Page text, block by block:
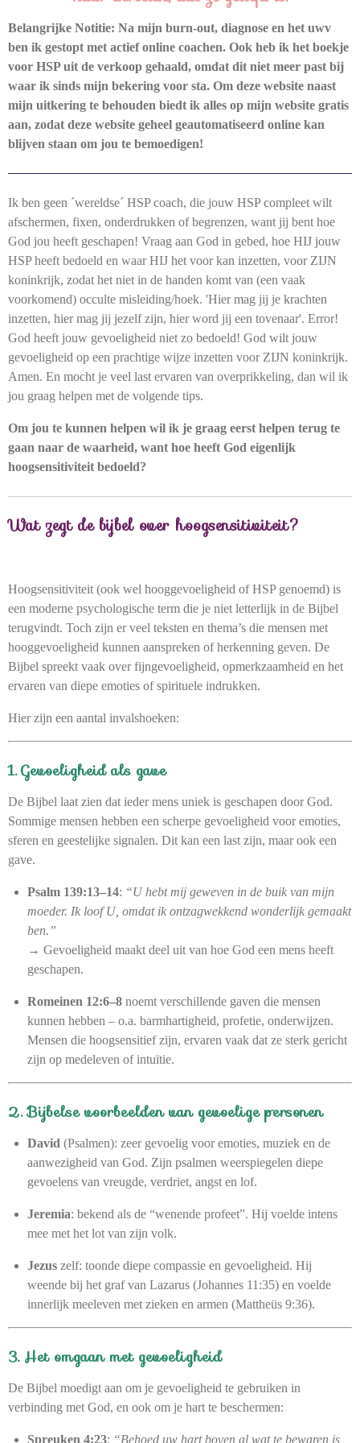
Belangrijke Notitie: Na mijn burn-out, diagnose en het uwv
ben ik gestopt met actief online coachen. Ook heb ik het boekje
voor HSP uit de verkoop gehaald, omdat dit niet meer past bij
waar ik sinds mijn bekering voor sta. Om deze website naast
mijn uitkering te behouden biedt ik alles op mijn website gratis
aan, zodat deze website geheel geautomatiseerd online kan
blijven staan om jou te bemoedigen!
Ik ben geen ´wereldse´ HSP coach, die jouw HSP compleet wilt
afschermen, fixen, onderdrukken of begrenzen, want jij bent hoe
God jou heeft geschapen! Vraag aan God in gebed, hoe HIJ jouw
HSP heeft bedoeld en waar HIJ het voor kan inzetten, voor ZIJN
koninkrijk, zodat het niet in de handen komt van (een vaak
voorkomend) occulte misleiding/hoek. 'Hier mag jij je krachten
inzetten, hier mag jij jezelf zijn, hier word jij een tovenaar'. Error!
God heeft jouw gevoeligheid niet zo bedoeld! God wilt jouw
gevoeligheid op een prachtige wijze inzetten voor ZIJN koninkrijk.
Amen. En mocht je veel last ervaren van overprikkeling, dan wil ik
jou graag helpen met de volgende tips.
Om jou te kunnen helpen wil ik je graag eerst helpen terug te
gaan naar de waarheid, want hoe heeft God eigenlijk
hoogsensitiviteit bedoeld?
Wat zegt de bijbel over hoogsensitiviteit?
Hoogsensitiviteit (ook wel hooggevoeligheid of HSP genoemd) is
een moderne psychologische term die je niet letterlijk in de Bijbel
terugvindt. Toch zijn er veel teksten en thema’s die mensen met
hooggevoeligheid kunnen aanspreken of herkenning geven. De
Bijbel spreekt vaak over fijngevoeligheid, opmerkzaamheid en het
ervaren van diepe emoties of spirituele indrukken.
Hier zijn een aantal invalshoeken:
1. Gevoeligheid als gave
De Bijbel laat zien dat ieder mens uniek is geschapen door God.
Sommige mensen hebben een scherpe gevoeligheid voor emoties,
sferen en geestelijke signalen. Dit kan een last zijn, maar ook een
gave.
Psalm 139:13–14: “U hebt mij geweven in de buik van mijn
moeder. Ik loof U, omdat ik ontzagwekkend wonderlijk gemaakt
ben.”
→ Gevoeligheid maakt deel uit van hoe God een mens heeft
geschapen.
Romeinen 12:6–8 noemt verschillende gaven die mensen
kunnen hebben – o.a. barmhartigheid, profetie, onderwijzen.
Mensen die hoogsensitief zijn, ervaren vaak dat ze sterk gericht
zijn op medeleven of intuïtie.
2. Bijbelse voorbeelden van gevoelige personen
David (Psalmen): zeer gevoelig voor emoties, muziek en de
aanwezigheid van God. Zijn psalmen weerspiegelen diepe
gevoelens van vreugde, verdriet, angst en lof.
Jeremia: bekend als de “wenende profeet”. Hij voelde intens
mee met het lot van zijn volk.
Jezus zelf: toonde diepe compassie en gevoeligheid. Hij
weende bij het graf van Lazarus (Johannes 11:35) en voelde
innerlijk meeleven met zieken en armen (Mattheüs 9:36).
3. Het omgaan met gevoeligheid
De Bijbel moedigt aan om je gevoeligheid te gebruiken in
verbinding met God, en ook om je hart te beschermen:
Spreuken 4:23: “Behoed uw hart boven al wat te bewaren is,